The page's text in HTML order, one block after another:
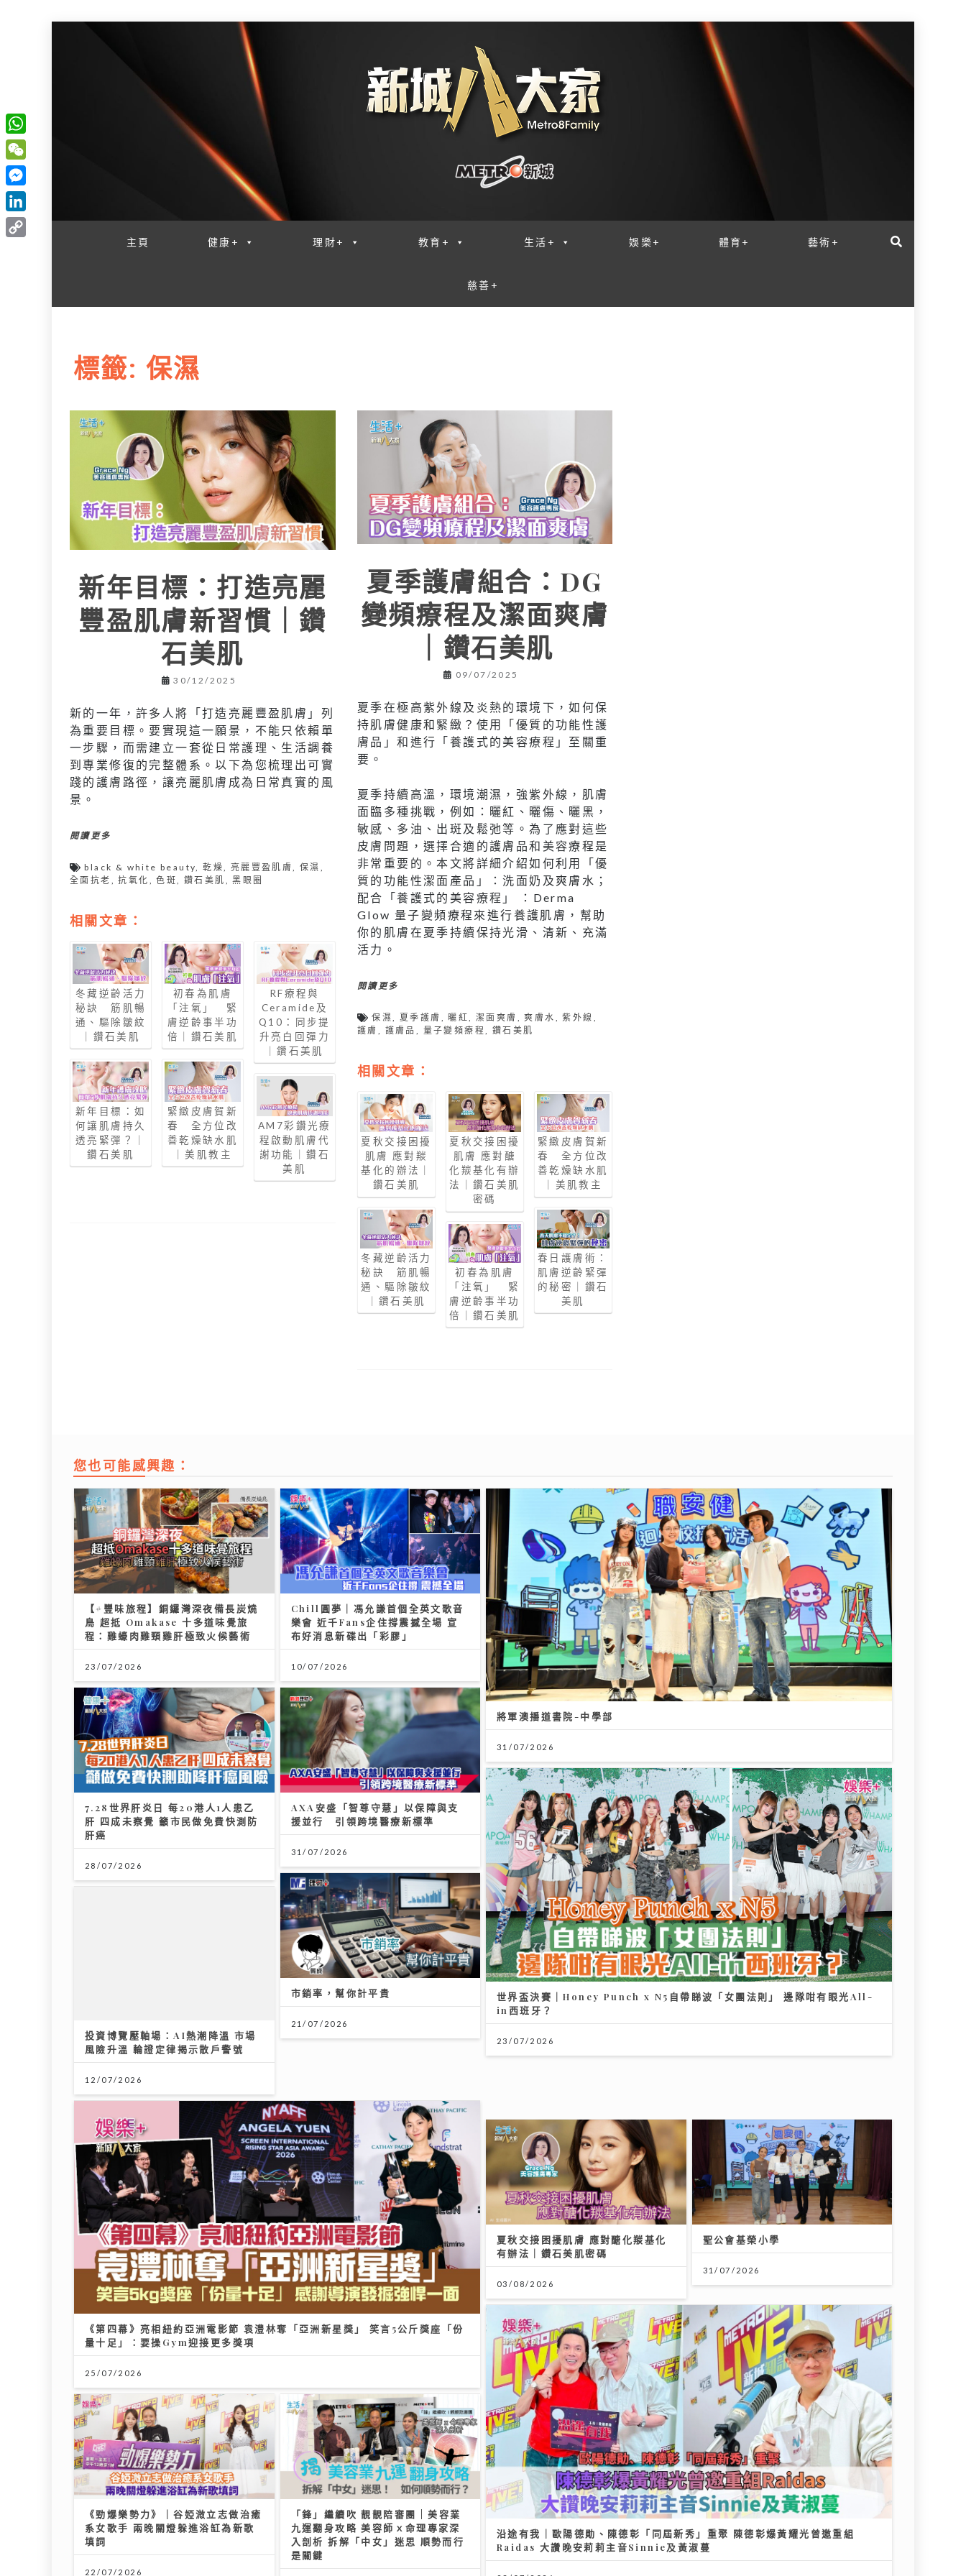
主頁 健康+ 理財+ 教育+ 生活+ 娛樂+ 體育+ 藝術+
慈善+
標籤: 保濕
新年目標：打造亮麗
豐盈肌膚新習慣｜鑽
石美肌
30/12/2025
新的一年，許多人將「打造亮麗豐盈肌膚」列
為重要目標。要實現這一願景，不能只依賴單
一步驟，而需建立一套從日常護理、生活調養
到專業修復的完整體系。以下為您梳理出可實
踐的護膚路徑，讓亮麗肌膚成為日常真實的風
景。
閱讀更多
black & white beauty,乾燥, 亮麗豐盈肌膚,保濕 ,
全面抗老 ,抗氧化 ,色斑,鑽石美肌 ,黑眼圈
相關文章：
冬藏逆齡活力
秘訣 筋肌暢
通、驅除皺紋
｜鑽石美肌
新年目標：如
何讓肌膚持久
透亮緊彈？｜
鑽石美肌
初春為肌膚
「注氧」 緊
膚逆齡事半功
倍｜鑽石美肌
緊緻皮膚賀新
春 全方位改
善乾燥缺水肌
｜美肌教主
RF療程與
Ceramide及
Q10：同步提
升亮白回彈力
｜鑽石美肌
AM7彩鑽光療
程啟動肌膚代
謝功能｜鑽石
美肌
夏季護膚組合：DG
變頻療程及潔面爽膚
｜鑽石美肌
09/07/2025
夏季在極高紫外線及炎熱的環境下，如何保
持肌膚健康和緊緻？使用「優質的功能性護
膚品」和進行「養護式的美容療程」至關重
要。
夏季持續高溫，環境潮濕，強紫外線，肌膚
面臨多種挑戰，例如：曬紅、曬傷、曬黑，
敏感、多油、出斑及鬆弛等。為了應對這些
皮膚問題，選擇合適的護膚品和美容療程是
非常重要的。本文將詳細介紹如何利用「優
質的功能性潔面產品」：洗面奶及爽膚水；
配合「養護式的美容療程」 ：Derma
Glow 量子變頻療程來進行養護肌膚，幫助
你的肌膚在夏季持續保持光滑、清新、充滿
活力。
閱讀更多
保濕, 夏季護膚 , 曬紅,潔面爽膚 ,爽膚水 ,紫外線 ,
護膚 , 護膚品 , 量子變頻療程 , 鑽石美肌
相關文章：
夏秋交接困擾
肌膚 應對羰
基化的辦法｜
鑽石美肌
冬藏逆齡活力
秘訣 筋肌暢
通、驅除皺紋
｜鑽石美肌
夏秋交接困擾
肌膚 應對醣
化羰基化有辦
法｜鑽石美肌
密碼
初春為肌膚
「注氧」 緊
膚逆齡事半功
倍｜鑽石美肌
緊緻皮膚賀新
春 全方位改
善乾燥缺水肌
｜美肌教主
春日護膚術：
肌膚逆齡緊彈
的秘密｜鑽石
美肌
您也可能感興趣：
【#豐味旅程】銅鑼灣深夜備長炭燒
鳥 超抵 Omakase 十多道味覺旅
程：雞蠔肉雞頸雞肝極致火候藝術
23/07/2026
Chill圓夢｜馮允謙首個全英文歌音
樂會 近千Fans企住撐震撼全場 宣
布好消息新碟出「彩膠」
10/07/2026
將軍澳播道書院-中學部
31/07/2026
7.28世界肝炎日 每20港人1人患乙
肝 四成未察覺 籲市民做免費快測防
肝癌
28/07/2026
AXA安盛「智尊守慧」以保障與支
援並行 引領跨境醫療新標準
31/07/2026
世界盃決賽｜Honey Punch x N5自帶睇波「女團法則」 邊隊咁有眼光All-
in西班牙？
23/07/2026
市銷率，幫你計平貴
21/07/2026
12/07/2026
《第四幕》亮相紐約亞洲電影節 袁澧林奪「亞洲新星獎」 笑言5公斤獎座「份
量十足」：要操Gym迎接更多獎項
25/07/2026
夏秋交接困擾肌膚 應對醣化羰基化
有辦法｜鑽石美肌密碼
03/08/2026
聖公會基榮小學
31/07/2026
《勁爆樂勢力》｜谷婭溦立志做治癒
系女歌手 兩晚關燈躲進浴缸為新歌
填詞
22/07/2026
「鋒」繼續吹 靚靚陪審團 | 美容業
九運翻身攻略 美容師ｘ命理專家深
入剖析 拆解「中女」迷思 順勢而行
是關鍵
06/08/2026
W
h
a
t
s
W
e
C
h
M
e
s
L
i